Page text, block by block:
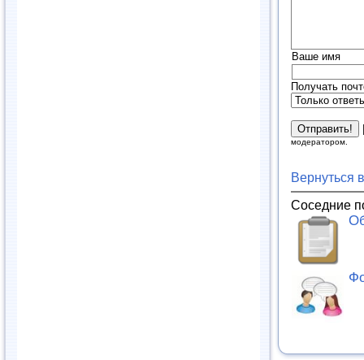
Ваше имя
Получать
модератором.
Вернуться
Соседние